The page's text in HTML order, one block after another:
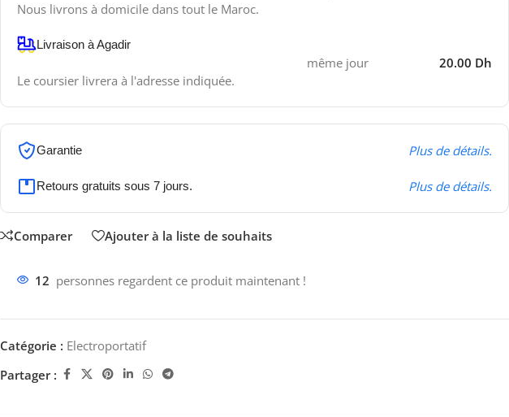
Nous livrons à domicile dans tout le Maroc.
Livraison à Agadir
Le coursier livrera à l'adresse indiquée.
même jour 20.00 Dh
Garantie Plus de détails.
Retours gratuits sous 7 jours. Plus de détails.
Comparer Ajouter à la liste de souhaits
12 personnes regardent ce produit maintenant !
Catégorie : Electroportatif
Partager :